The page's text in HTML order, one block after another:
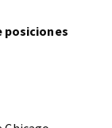
posiciones